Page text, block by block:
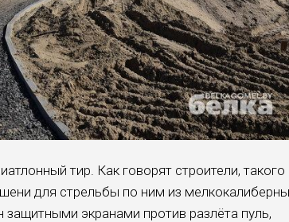
тир. Как говорят строители, такого
для стрельбы по ним из
экранами против разлёта пуль,